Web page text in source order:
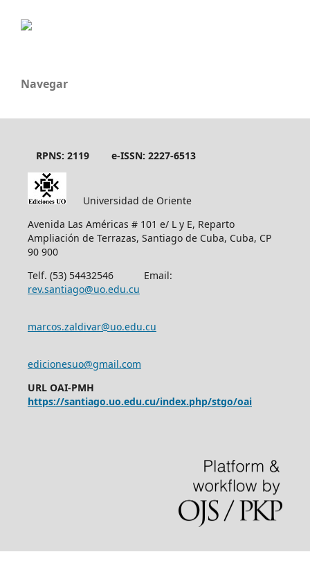
Navegar
RPNS: 2119 e-ISSN: 2227-6513
Universidad de Oriente
Avenida Las Américas # 101 e/ L y E, Reparto
Ampliación de Terrazas, Santiago de Cuba, Cuba, CP
90 900
Telf. (53) 54432546 Email:
rev.santiago@uo.edu.cu
marcos.zaldivar@uo.edu.cu
edicionesuo@gmail.com
URL OAI-PMH
https://santiago.uo.edu.cu/index.php/stgo/oai